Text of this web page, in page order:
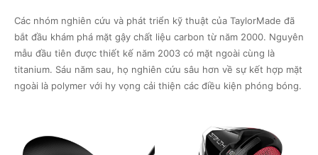
Các nhóm nghiên cứu và phát triển kỹ thuật của TaylorMade đã
bắt đầu khám phá mặt gậy chất liệu carbon từ năm 2000. Nguyên
mẫu đầu tiên được thiết kế năm 2003 có mặt ngoài cùng là
titanium. Sáu năm sau, họ nghiên cứu sâu hơn về sự kết hợp mặt
ngoài là polymer với hy vọng cải thiện các điều kiện phóng bóng.